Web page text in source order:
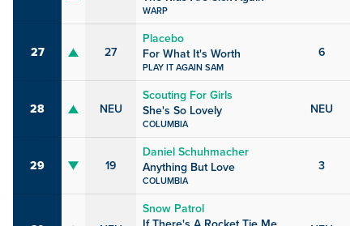
WARP
27 27
Placebo
For What It's Worth
PLAY IT AGAIN SAM
6
28 NEU
Scouting For Girls
She's So Lovely
COLUMBIA
NEU
29 19
Daniel Schuhmacher
Anything But Love
COLUMBIA
3
Snow Patrol